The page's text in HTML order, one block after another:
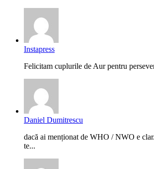
Instapress
Felicitam cuplurile de Aur pentru
Daniel Dumitrescu
dacă ai menționat de WHO / NWO e
te...